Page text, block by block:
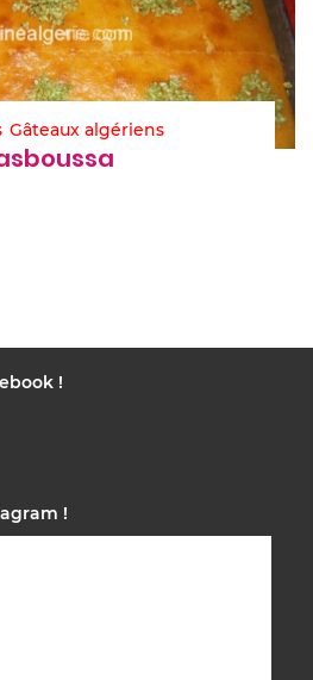
Gâteaux algériens
!
!